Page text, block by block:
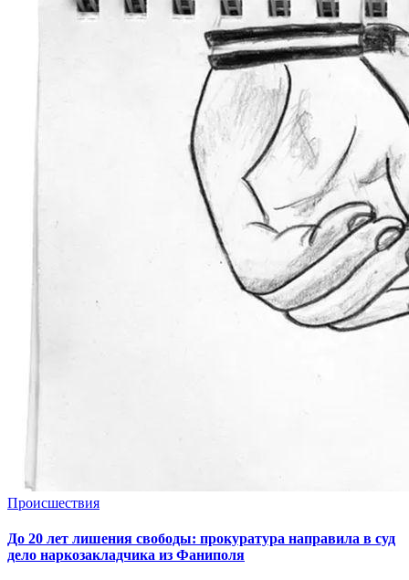
Происшествия
До 20 лет лишения свободы: прокуратура направила в суд
дело наркозакладчика из Фаниполя